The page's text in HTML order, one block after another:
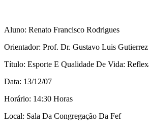
Aluno: Renato Francisco Rodrigues
Orientador: Prof. Dr. Gustavo Luis Gutierrez
Título: Esporte E Qualidade De Vida:
Data: 13/12/07
Horário: 14:30 Horas
Local: Sala Da Congregação Da Fef